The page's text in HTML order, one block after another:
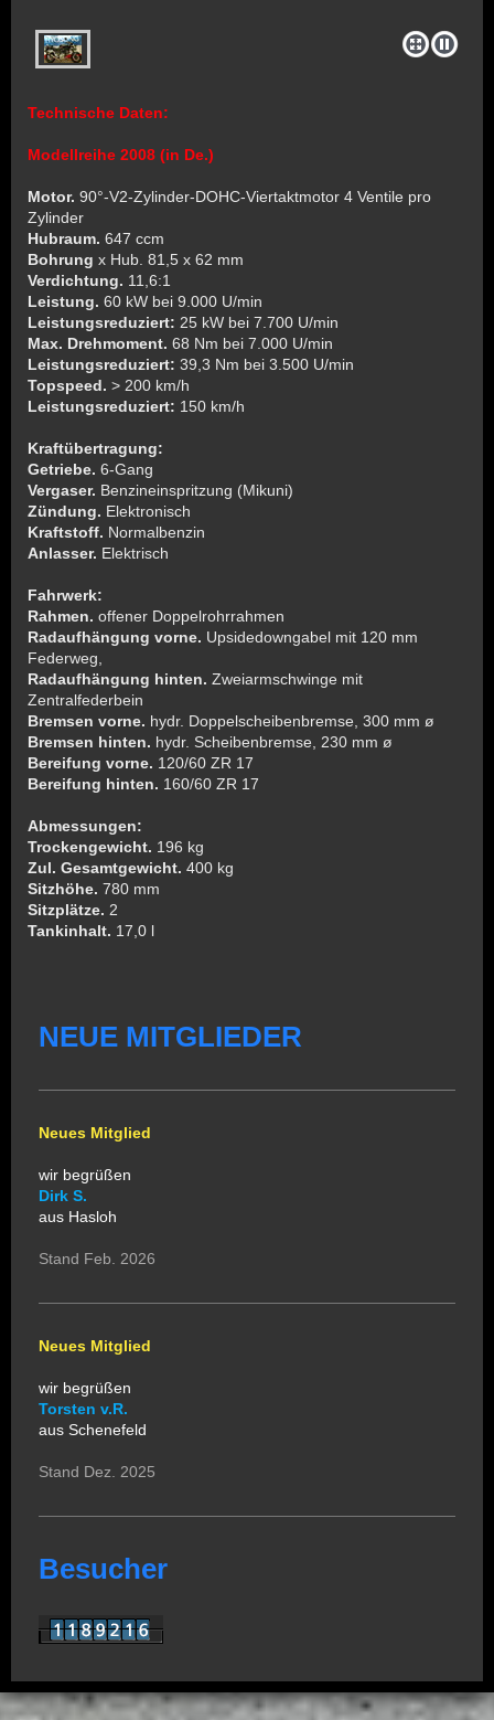
Technische Daten:
Modellreihe 2008 (in De.)
Motor. 90°-V2-Zylinder-DOHC-Viertaktmotor 4 Ventile pro
Zylinder­
Hubraum. 647 ccm
Bohrung x Hub. 81,5 x 62 mm
Verdichtung. 11,6:1
Leistung. 60 kW bei 9.000 U/min
Leistungsreduziert: 25 kW bei 7.700 U/min
Max. Drehmoment. 68 Nm bei 7.000 U/min
Leistungsreduziert: 39,3 Nm bei 3.500 U/min
Topspeed. > 200 km/h
Leistungsreduziert: 150 km/h
Kraftübertragung:
Getriebe. 6-Gang
Vergaser. Benzineinspritzung (Mikuni)
Zündung. Elektronisch
Kraftstoff. Normalbenzin
Anlasser. Elektrisch
Fahrwerk:
Rahmen. offener Doppelrohrrahmen
Radaufhängung vorne. Upsidedowngabel mit 120 mm
Federweg,
Radaufhängung hinten. Zweiarmschwinge mit
Zentralfederbein
Bremsen vorne. hydr. Doppelscheibenbremse, 300 mm ø
Bremsen hinten. hydr. Scheibenbremse, 230 mm ø
Bereifung vorne. 120/60 ZR 17
Bereifung hinten. 160/60 ZR 17
Abmessungen:
Trockengewicht. 196 kg
Zul. Gesamtgewicht. 400 kg
Sitzhöhe. 780 mm
Sitzplätze. 2
Tankinhalt. 17,0 l
NEUE MITGLIEDER
Neues Mitglied
wir begrüßen
Dirk S.
aus Hasloh
Stand Feb. 2026
Neues Mitglied
wir begrüßen
Torsten v.R.
aus Schenefeld
Stand Dez. 2025
Besucher